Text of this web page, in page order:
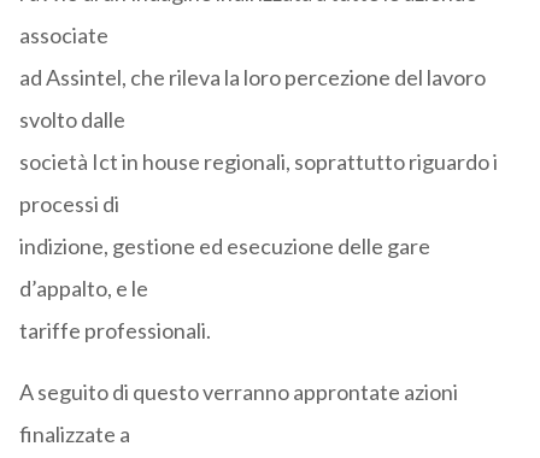
associate
ad Assintel, che rileva la loro percezione del lavoro
svolto dalle
società Ict in house regionali, soprattutto riguardo i
processi di
indizione, gestione ed esecuzione delle gare
d’appalto, e le
tariffe professionali.
A seguito di questo verranno approntate azioni
finalizzate a